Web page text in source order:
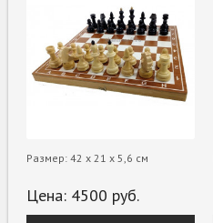
Размер: 42 х 21 х 5,6 см
Цена: 4500 руб.